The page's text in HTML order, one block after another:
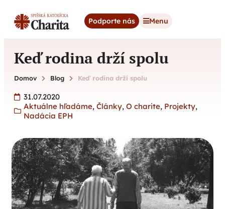
Podporte nás Menu
Keď rodina drží spolu
Domov Blog Keď rodina drží spolu
31.07.2020
Aktuálne hľadáme, Články, O charite, Projekty,
Nadácia EPH